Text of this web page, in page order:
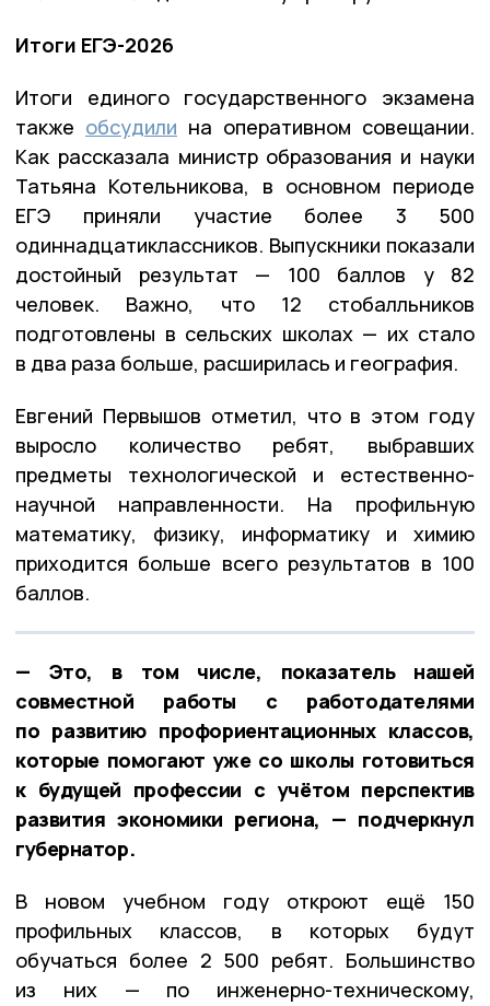
Итоги ЕГЭ-2026
Итоги единого государственного экзамена
также обсудили на оперативном совещании.
Как рассказала министр образования и науки
Татьяна Котельникова, в основном периоде
ЕГЭ приняли участие более 3 500
одиннадцатиклассников. Выпускники показали
достойный результат — 100 баллов у 82
человек. Важно, что 12 стобалльников
подготовлены в сельских школах — их стало
в два раза больше, расширилась и география.
Евгений Первышов отметил, что в этом году
выросло количество ребят, выбравших
предметы технологической и естественно-
научной направленности. На профильную
математику, физику, информатику и химию
приходится больше всего результатов в 100
баллов.
— Это, в том числе, показатель нашей
совместной работы с работодателями
по развитию профориентационных классов,
которые помогают уже со школы готовиться
к будущей профессии с учётом перспектив
развития экономики региона, — подчеркнул
губернатор.
В новом учебном году откроют ещё 150
профильных классов, в которых будут
обучаться более 2 500 ребят. Большинство
из них — по инженерно-техническому,